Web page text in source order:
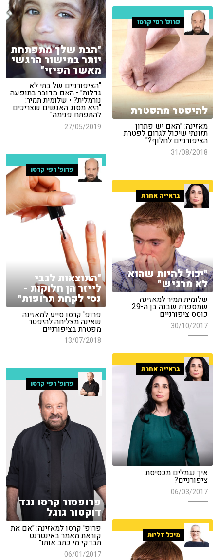
"הבת שלך מתפתחת
יותר במישור הרגשי
מאשר הפיזי"
"הציפורניים של בתי לא
גדלות" • האם מדובר בתופעה
נורמלית? • שלומית תמיר:
"היא מסוג האנשים שצריכים
להתפתח פנימה"
27/05/2019
פרופ' רפי קרסו
להיפטר מהפטרת
מאזינה: "האם יש פתרון
תזונתי שיכול לגרום לפטרת
הציפורניים לחלוף?"
31/08/2018
פרופ' רפי קרסו
"התוצאות לגבי
לייזר הן חלוקות -
נסי לקחת תרופות"
פרופ' קרסו סייע למאזינה
שאינה מצליחה להיפטר
מפטרת בציפורניים
13/07/2018
בראייה אחרת
"יכול להיות שהוא
לא מרגיש"
שלומית תמיר למאזינה
שמספרת שבנה בן ה-29
כוסס ציפורניים
30/10/2017
בראייה אחרת
איך נגמלים מכסיסת
ציפורניים?
06/03/2017
פרופ' רפי קרסו
פרופסור קרסו נגד
דוקטור גוגל
פרופ' קרסו למאזינה: "אם את
קוראת מאמר באינטרנט
תבדקי מי כתב אותו"
06/01/2017
מיכל דליות